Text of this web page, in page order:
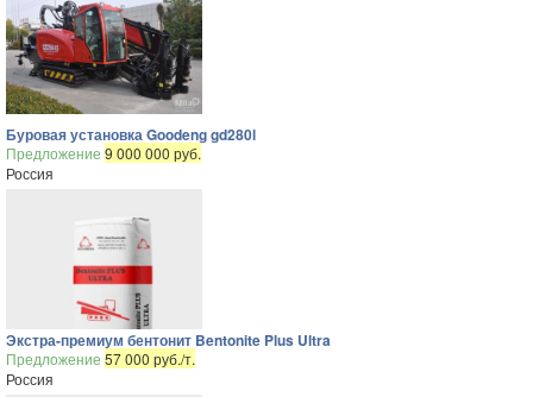
Буровая установка Goodeng gd280l
Предложение 9 000 000 руб.
Россия
Экстра-премиум бентонит Bentonite Plus Ultra
Предложение 57 000 руб./т.
Россия